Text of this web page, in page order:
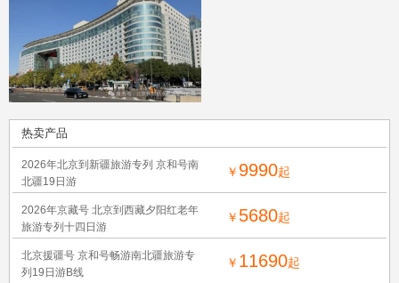
热卖产品
2026年北京到新疆旅游专列 京和号南
北疆19日游
￥ 9990起
2026年京藏号 北京到西藏夕阳红老年
旅游专列十四日游
￥ 5680起
北京援疆号 京和号畅游南北疆旅游专
列19日游B线
￥ 11690起